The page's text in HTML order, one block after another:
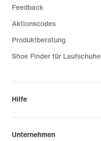
Feedback
Aktionscodes
Produktberatung
Shoe Finder für Laufschuhe
Hilfe
Unternehmen